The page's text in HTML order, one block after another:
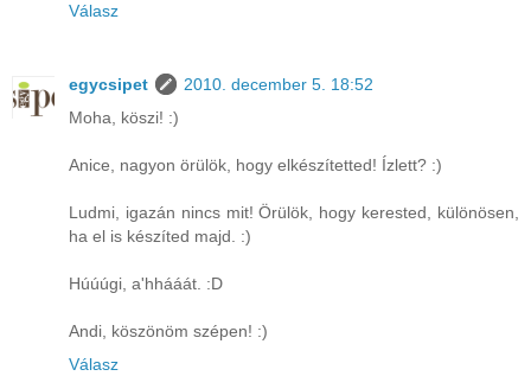
Válasz
egycsipet
2010. december 5. 18:52
Moha, köszi! :)
Anice, nagyon örülök, hogy elkészítetted! Ízlett? :)
Ludmi, igazán nincs mit! Örülök, hogy kerested, különösen,
ha el is készíted majd. :)
Húúúgi, a'hhááát. :D
Andi, köszönöm szépen! :)
Válasz